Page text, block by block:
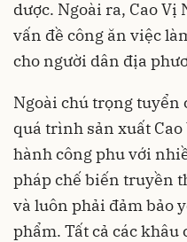
dược. Ngoài ra, Cao
vấn đề công ăn việc
cho người dân địa
Ngoài chú trọng tuyển
quá trình sản xuất
hành công phu với
pháp chế biến truyền
và luôn phải đảm bảo
phẩm. Tất cả các